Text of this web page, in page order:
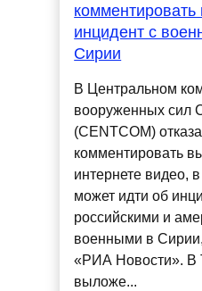
инцидент с
Сирии
В Центральном
вооруженных сил
(CENTCOM)
комментировать
интернете видео,
может идти об
российскими и
военными в
«РИА Новости». В
выложе...